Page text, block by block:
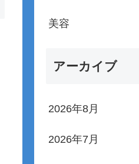
美容
アーカイブ
2026年8月
2026年7月